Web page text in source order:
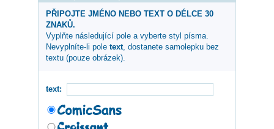
PŘIPOJTE JMÉNO NEBO TEXT O DÉLCE 30
ZNAKŮ.
Vyplňte následující pole a vyberte styl písma.
Nevyplníte-li pole text, dostanete samolepku bez
textu (pouze obrázek).
text: